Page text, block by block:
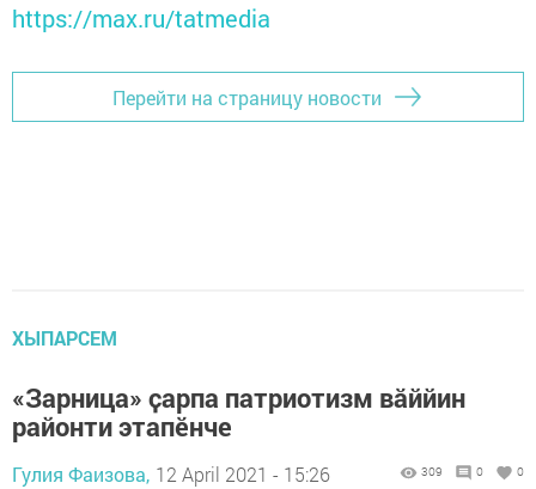
https://max.ru/tatmedia
Перейти на страницу новости
ХЫПАРСЕМ
«Зарница» ҫарпа патриотизм вӑййин
районти этапӗнче
Гулия Фаизова, 12 April 2021 - 15:26 309 0 0